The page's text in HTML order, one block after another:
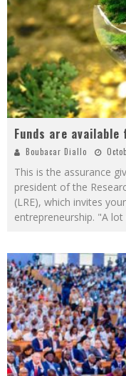
Funds are
Boubacar Diallo
This is the assurance
president of the
(LRE), which invites
entrepreneurship. "A